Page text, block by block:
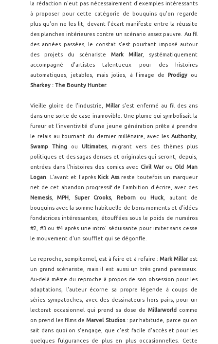
la rédaction n'eut pas nécessairement d'exemples intéressants
à proposer pour cette catégorie de bouquins qu'on regarde
plus qu'on ne les lit, devant l'écart manifeste entre la réussite
des planches intérieures contre un scénario assez pauvre. Au fil
des années passées, le constat s'est pourtant imposé autour
des projets du scénariste Mark Millar, systématiquement
accompagné d'artistes talentueux pour des histoires
automatiques, jetables, mais jolies, à l'image de Prodigy ou
Sharkey : The Bounty Hunter.
Vieille gloire de l'industrie, Millars'est enfermé au fil des ans
dans une sorte de case inamovible. Une plume qui symbolisait la
fureur et l'inventivité d'une jeune génération prête à prendre
le relais au tournant du dernier millénaire, avec les Authority
Swamp Thing ou Ultimates, migrant vers des thèmes plus
politiques et des sagas denses et originales qui seront, depuis,
entrées dans l'histoires des comics avec Civil Warou Old Man
Logan . L'avant et l'après Kick Assreste toutefois un marqueur
net de cet abandon progressif de l'ambition d'écrire, avec des
Nemesis,MPH Super Crooks, Reborn ou Huck , autant de
bouquins avec la somme habituelle de bons moments et d'idées
fondatrices intéressantes, étouffées sous le poids de numéros
#2, #3 ou #4 après une intro' séduisante pour imiter sans cesse
le mouvement d'un soufflet qui se dégonfle.
Le reproche, sempiternel, est à faire et à refaire : Mark Millarest
un grand scénariste, mais il est aussi un très grand paresseux.
Au-delà même du reproche à propos de son obsession pour les
adaptations, l'auteur écorne sa propre légende à coups de
séries sympatoches, avec des dessinateurs hors pairs, pour un
lectorat occasionnel qui prend sa dose de Millarworld
comme
on prend les films deMarvel Studios: par habitude, parce qu'on
sait dans quoi on s'engage, que c'est facile d'accès et pour les
quelques fulgurances de plus en plus occasionnelles. Cette